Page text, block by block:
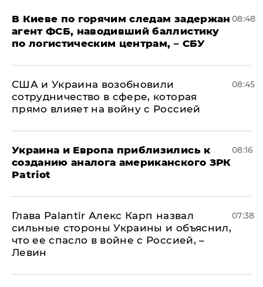
В Киеве по горячим следам задержан
агент ФСБ, наводивший баллистику
по логистическим центрам, – СБУ
08:48
США и Украина возобновили
сотрудничество в сфере, которая
прямо влияет на войну с Россией
08:45
Украина и Европа приблизились к
созданию аналога американского ЗРК
Patriot
08:16
Глава Palantir Алекс Карп назвал
сильные стороны Украины и объяснил,
что ее спасло в войне с Россией, –
Левин
07:38